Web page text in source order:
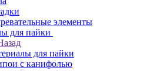
элементы
для пайки
для пайки
с канифолью